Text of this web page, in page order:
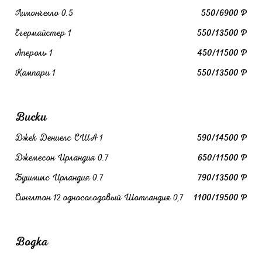
Лимончелло 0.5
550/6900 ₽
Егермайстер 1
550/13500 ₽
Апероль 1
450/11500 ₽
Кампари 1
550/13500 ₽
Виски
Джек Дениелс США 1
590/14500 ₽
Джемесон Ирландия 0.7
650/11500 ₽
Бушмилс Ирландия 0.7
790/13500 ₽
Синглтон 12 односолодовый Шотландия 0,7
1100/19500 ₽
Водка